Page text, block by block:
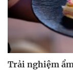
Trải nghiệm